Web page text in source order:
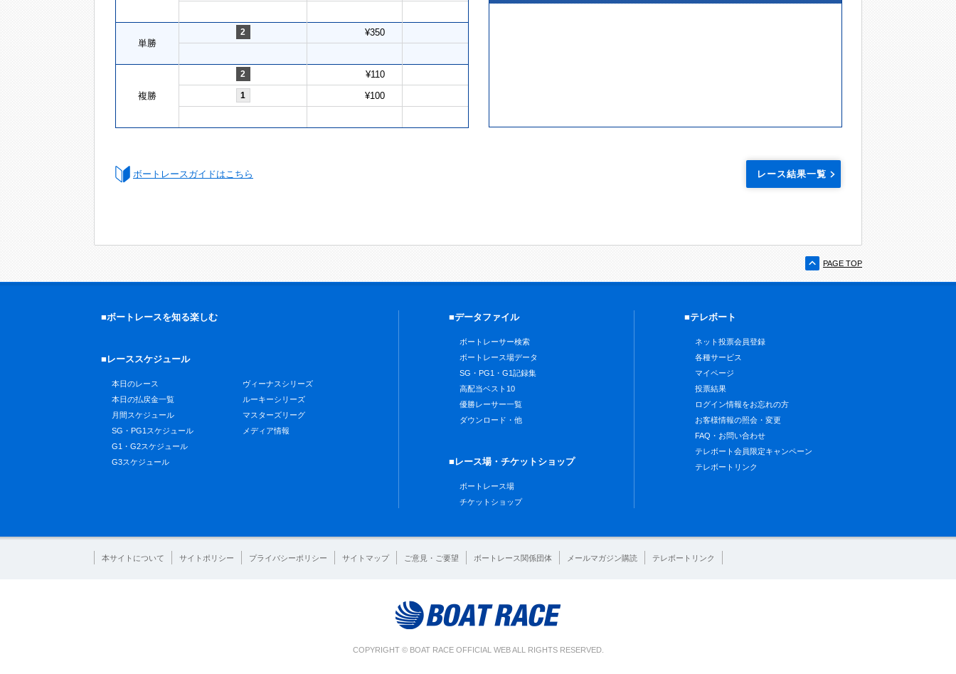
単勝
2 ¥350
複勝
2 ¥110
1 ¥100
ボートレースガイドはこちら レース結果一覧
PAGE TOP
■ボートレースを知る楽しむ
■レーススケジュール
本日のレース
本日の払戻金一覧
月間スケジュール
SG・PG1スケジュール
G1・G2スケジュール
G3スケジュール
ヴィーナスシリーズ
ルーキーシリーズ
マスターズリーグ
メディア情報
■データファイル
ボートレーサー検索
ボートレース場データ
SG・PG1・G1記録集
高配当ベスト10
優勝レーサー一覧
ダウンロード・他
■レース場・チケットショップ
ボートレース場
チケットショップ
■テレボート
ネット投票会員登録
各種サービス
マイページ
投票結果
ログイン情報をお忘れの方
お客様情報の照会・変更
FAQ・お問い合わせ
テレボート会員限定キャンペーン
テレボートリンク
本サイトについて サイトポリシー プライバシーポリシー サイトマップ ご意見・ご要望 ボートレース関係団体 メールマガジン購読 テレボートリンク
COPYRIGHT © BOAT RACE OFFICIAL WEB ALL RIGHTS RESERVED.